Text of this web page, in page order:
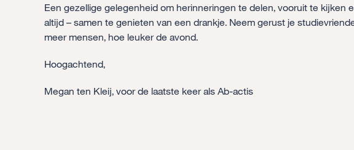
Een gezellige gelegenheid om herinneringen te delen, vooruit te kijken
altijd – samen te genieten van een drankje. Neem gerust je
meer mensen, hoe leuker de avond.
Hoogachtend,
Megan ten Kleij, voor de laatste keer als Ab-actis